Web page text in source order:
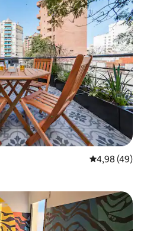
Gemiddelde
4,98 (49)